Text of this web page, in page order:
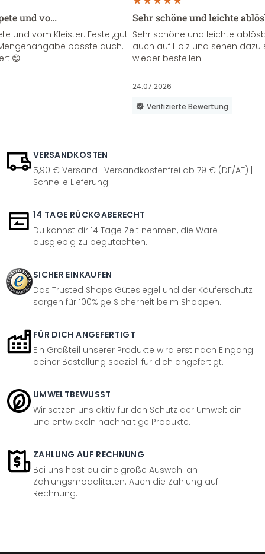
und vo…
und vom Kleister. Feste ,gut
passte auch.
Sehr schöne und leichte
Sehr schöne und leichte
auch auf Holz und sehen
wieder bestellen.
24.07.2026
Verifizierte Bewertung
VERSANDKOSTEN
5,90 € Versand | Versandkostenfrei ab 79 € (DE/AT) |
Schnelle Lieferung
14 TAGE RÜCKGABERECHT
Du kannst dir 14 Tage Zeit nehmen, die Ware
ausgiebig zu begutachten.
SICHER EINKAUFEN
Das Trusted Shops Gütesiegel und der Käuferschutz
sorgen für 100%ige Sicherheit beim Shoppen.
FÜR DICH ANGEFERTIGT
Ein Großteil unserer Produkte wird erst nach Eingang
deiner Bestellung speziell für dich angefertigt.
UMWELTBEWUSST
Wir setzen uns aktiv für den Schutz der Umwelt ein
und entwickeln nachhaltige Produkte.
ZAHLUNG AUF RECHNUNG
Bei uns hast du eine große Auswahl an
Zahlungsmodalitäten. Auch die Zahlung auf
Rechnung.